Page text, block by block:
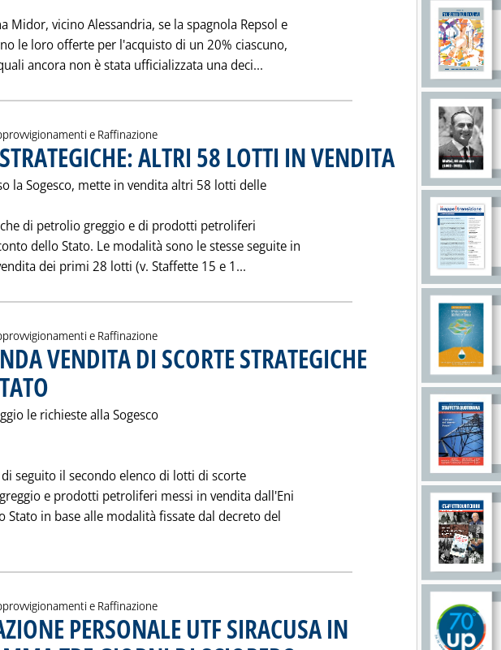
Midor, vicino Alessandria, se la spagnola Repsol e
le loro offerte per l'acquisto di un 20% ciascuno,
ancora non è stata ufficializzata una deci... Leggi tutta la notizia: 'EGITTO: IN
e Raffinazione
ALTRI 58 LOTTI IN VENDITA . Pubblicata giovedì 08
la Sogesco, mette in vendita altri 58 lotti delle
di petrolio greggio e di prodotti petroliferi
dello Stato. Le modalità sono le stesse seguite in
dei primi 28 lotti (v. Staffette 15 e 1... Leggi tutta la notizia: 'SCORTE
e Raffinazione
VENDITA DI SCORTE STRATEGICHE
le richieste alla Sogesco
seguito il secondo elenco di lotti di scorte
e prodotti petroliferi messi in vendita dall'Eni
Stato in base alle modalità fissate dal decreto del
tutta la notizia: 'LA SECONDA VENDITA DI SCORTE STRATEGICHE DELLO STATO'
e Raffinazione
PERSONALE UTF SIRACUSA IN